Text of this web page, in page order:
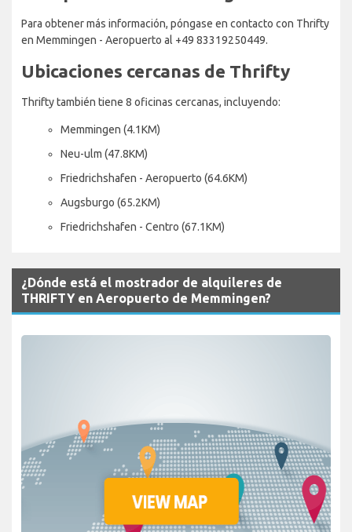
Para obtener más información, póngase en contacto con Thrifty
en Memmingen - Aeropuerto al +49 83319250449.
Ubicaciones cercanas de Thrifty
Thrifty también tiene 8 oficinas cercanas, incluyendo:
Memmingen (4.1KM)
Neu-ulm (47.8KM)
Friedrichshafen - Aeropuerto (64.6KM)
Augsburgo (65.2KM)
Friedrichshafen - Centro (67.1KM)
¿Dónde está el mostrador de alquileres de
THRIFTY en Aeropuerto de Memmingen?